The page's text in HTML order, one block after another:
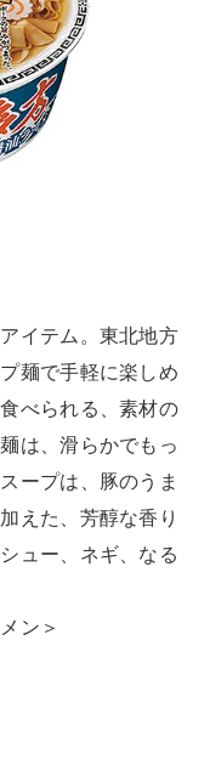
イテム。東北地方
麺で手軽に楽しめ
べられる、素材の
は、滑らかでもっ
ープは、豚のうま
えた、芳醇な香り
ュー、ネギ、なる
ン＞